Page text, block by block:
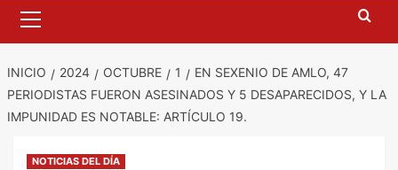
principal
INICIO 2024 OCTUBRE 1
EN SEXENIO DE AMLO, 47
PERIODISTAS FUERON ASESINADOS Y 5 DESAPARECIDOS, Y LA
IMPUNIDAD ES NOTABLE: ARTÍCULO 19.
NOTICIAS DEL DÍA